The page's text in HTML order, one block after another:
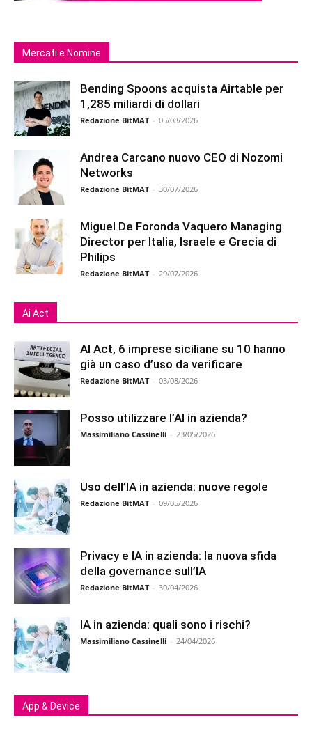
Mercati e Nomine
Bending Spoons acquista Airtable per
1,285 miliardi di dollari
Redazione BitMAT - 05/08/2026
Andrea Carcano nuovo CEO di Nozomi
Networks
Redazione BitMAT - 30/07/2026
Miguel De Foronda Vaquero Managing
Director per Italia, Israele e Grecia di
Philips
Redazione BitMAT - 29/07/2026
Ai Act
AI Act, 6 imprese siciliane su 10 hanno
già un caso d’uso da verificare
Redazione BitMAT - 03/08/2026
Posso utilizzare l’AI in azienda?
Massimiliano Cassinelli - 23/05/2026
Uso dell’IA in azienda: nuove regole
Redazione BitMAT - 09/05/2026
Privacy e IA in azienda: la nuova sfida
della governance sull’IA
Redazione BitMAT - 30/04/2026
IA in azienda: quali sono i rischi?
Massimiliano Cassinelli - 24/04/2026
App & Device